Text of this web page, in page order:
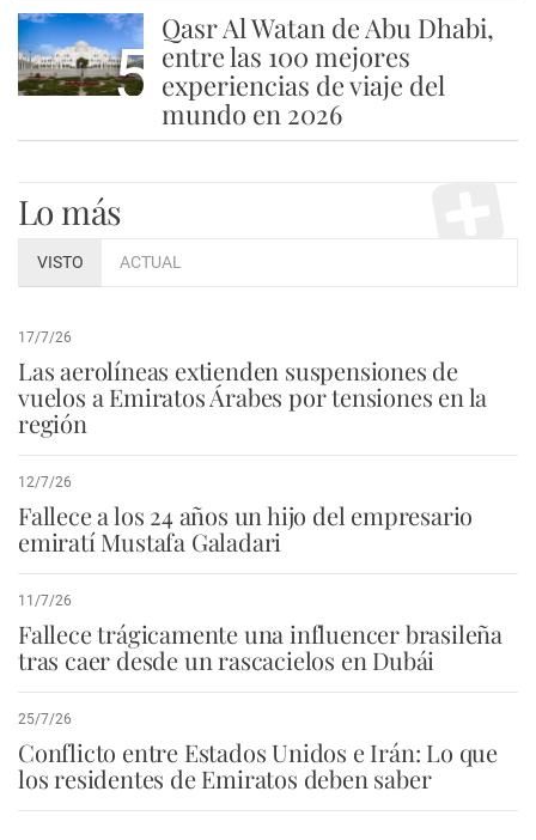
5
Qasr Al Watan de Abu Dhabi,
entre las 100 mejores
experiencias de viaje del
mundo en 2026
Lo más
VISTO ACTUAL
17/7/26
Las aerolíneas extienden suspensiones de
vuelos a Emiratos Árabes por tensiones en la
región
12/7/26
Fallece a los 24 años un hijo del empresario
emiratí Mustafa Galadari
11/7/26
Fallece trágicamente una influencer brasileña
tras caer desde un rascacielos en Dubái
25/7/26
Conflicto entre Estados Unidos e Irán: Lo que
los residentes de Emiratos deben saber